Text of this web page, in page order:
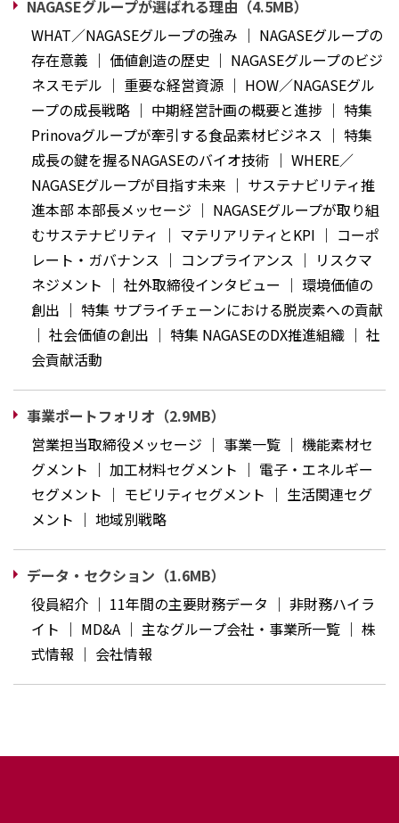
NAGASEグループが選ばれる理由（4.5MB）
WHAT／NAGASEグループの強み ｜ NAGASEグループの
存在意義 ｜ 価値創造の歴史 ｜ NAGASEグループのビジ
ネスモデル ｜ 重要な経営資源 ｜ HOW／NAGASEグル
ープの成長戦略 ｜ 中期経営計画の概要と進捗 ｜ 特集
Prinovaグループが牽引する食品素材ビジネス ｜ 特集
成長の鍵を握るNAGASEのバイオ技術 ｜ WHERE／
NAGASEグループが目指す未来 ｜ サステナビリティ推
進本部 本部長メッセージ ｜ NAGASEグループが取り組
むサステナビリティ ｜ マテリアリティとKPI ｜ コーポ
レート・ガバナンス ｜ コンプライアンス ｜ リスクマ
ネジメント ｜ 社外取締役インタビュー ｜ 環境価値の
創出 ｜ 特集 サプライチェーンにおける脱炭素への貢献
｜ 社会価値の創出 ｜ 特集 NAGASEのDX推進組織 ｜ 社
会貢献活動
事業ポートフォリオ（2.9MB）
営業担当取締役メッセージ ｜ 事業一覧 ｜ 機能素材セ
グメント ｜ 加工材料セグメント ｜ 電子・エネルギー
セグメント ｜ モビリティセグメント ｜ 生活関連セグ
メント ｜ 地域別戦略
データ・セクション（1.6MB）
役員紹介 ｜ 11年間の主要財務データ ｜ 非財務ハイラ
イト ｜ MD&A ｜ 主なグループ会社・事業所一覧 ｜ 株
式情報 ｜ 会社情報